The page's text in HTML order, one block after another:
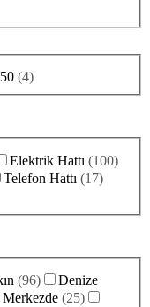
(4)
Elektrik Hattı (100)
Telefon Hattı (17)
(96)
Denize
Merkezde (25)